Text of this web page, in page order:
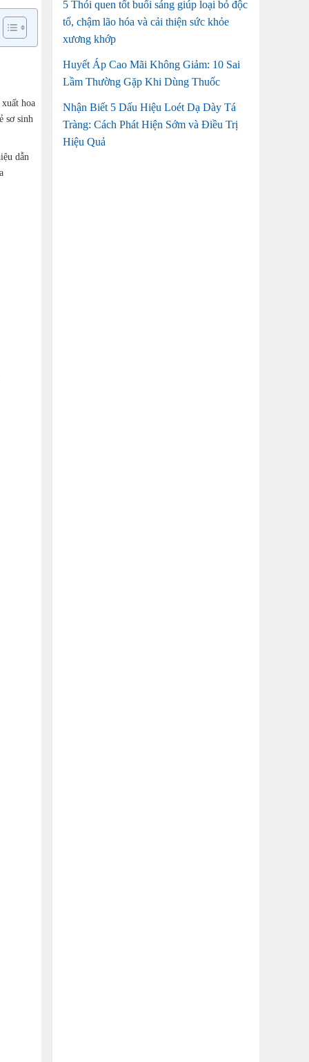
5 Thói quen tốt buổi sáng giúp loại bỏ độc
tố, chậm lão hóa và cải thiện sức khỏe
xương khớp
Huyết Áp Cao Mãi Không Giảm: 10 Sai
Lầm Thường Gặp Khi Dùng Thuốc
Nhận Biết 5 Dấu Hiệu Loét Dạ Dày Tá
Tràng: Cách Phát Hiện Sớm và Điều Trị
Hiệu Quả
hoa
sơ sinh
dẫn